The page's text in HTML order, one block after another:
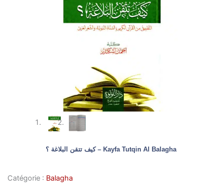
كيف تتقن البلاغة ؟ – Kayfa Tutqin Al Balagha
Catégorie : Balagha